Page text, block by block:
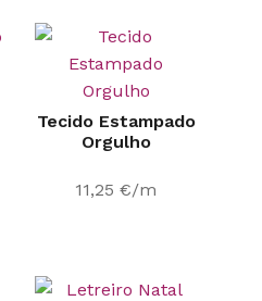
Tecido Estampado
Orgulho
11,25 €/m